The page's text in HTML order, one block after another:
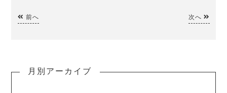
前へ 次へ
月別アーカイブ